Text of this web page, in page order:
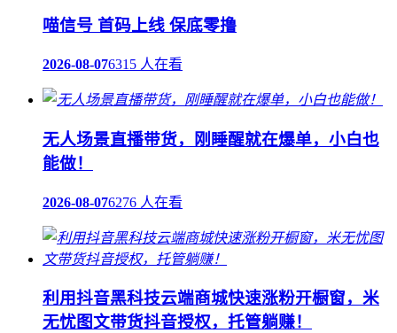
喵信号 首码上线 保底零撸
2026-08-076315 人在看
无人场景直播带货，刚睡醒就在爆单，小白也
能做！
2026-08-076276 人在看
利用抖音黑科技云端商城快速涨粉开橱窗，米
无忧图文带货抖音授权，托管躺赚！